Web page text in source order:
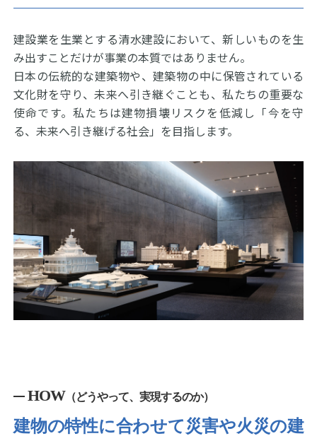
建設業を生業とする清水建設において、新しいものを生
み出すことだけが事業の本質ではありません。
日本の伝統的な建築物や、建築物の中に保管されている
文化財を守り、未来へ引き継ぐことも、私たちの重要な
使命です。私たちは建物損壊リスクを低減し「今を守
る、未来へ引き継げる社会」を目指します。
HOW （どうやって、実現するのか）
建物の特性に合わせて災害や火災の建